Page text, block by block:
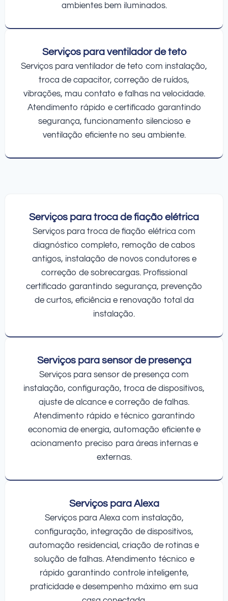
ambientes bem iluminados.
Serviços para ventilador de teto
Serviços para ventilador de teto com instalação,
troca de capacitor, correção de ruídos,
vibrações, mau contato e falhas na velocidade.
Atendimento rápido e certificado garantindo
segurança, funcionamento silencioso e
ventilação eficiente no seu ambiente.
Serviços para troca de fiação elétrica
Serviços para troca de fiação elétrica com
diagnóstico completo, remoção de cabos
antigos, instalação de novos condutores e
correção de sobrecargas. Profissional
certificado garantindo segurança, prevenção
de curtos, eficiência e renovação total da
instalação.
Serviços para sensor de presença
Serviços para sensor de presença com
instalação, configuração, troca de dispositivos,
ajuste de alcance e correção de falhas.
Atendimento rápido e técnico garantindo
economia de energia, automação eficiente e
acionamento preciso para áreas internas e
externas.
Serviços para Alexa
Serviços para Alexa com instalação,
configuração, integração de dispositivos,
automação residencial, criação de rotinas e
solução de falhas. Atendimento técnico e
rápido garantindo controle inteligente,
praticidade e desempenho máximo em sua